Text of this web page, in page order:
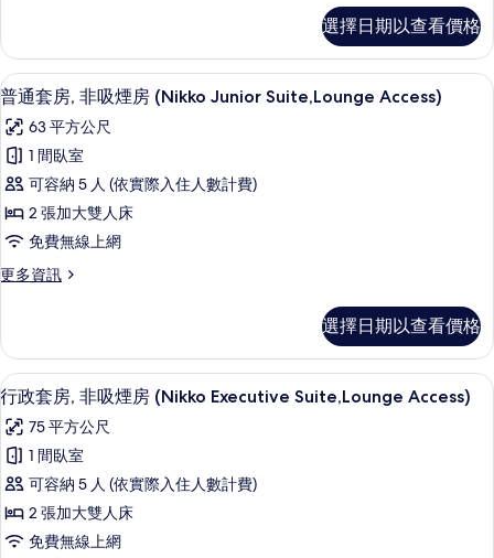
(Nikko
Premium
Double,Lounge
Access)
的
所
有
相
房,
非
吸
煙
房
(Nikko
Double,Lounge
Access)
的
詳
情
選擇日期以查看價格
顯
示
普
通
套
房,
非
吸
房
(Nikko
Junior
Suite,Lounge
Access)
的
所
有
客房內保險箱、遮光布/窗簾、熨斗/
8
普通套房, 非吸煙房 (Nikko Junior Suite,Lounge Access)
63 平方公尺
1 間臥室
可容納 5 人 (依實際入住人數計費)
2 張加大雙人床
免費無線上網
更多資訊
更
套
房,
非
吸
煙
房
Junior
Suite,Lounge
Access)
的
選擇日期以查看價格
顯
示
行
政
套
房,
客房內保險箱、遮光布/窗簾、熨斗/
9
行政套房, 非吸煙房 (Nikko Executive Suite,Lounge Access)
75 平方公尺
1 間臥室
可容納 5 人 (依實際入住人數計費)
2 張加大雙人床
免費無線上網